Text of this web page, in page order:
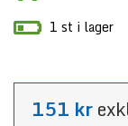
1 st i lager
151 kr